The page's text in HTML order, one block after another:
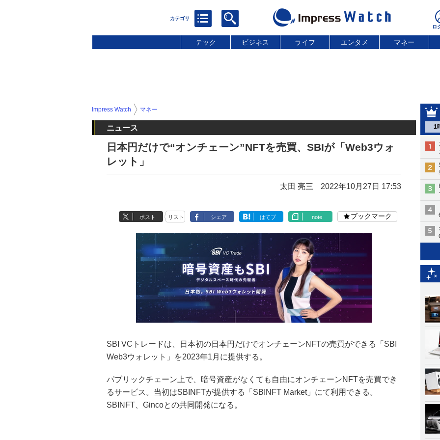
テック ビジネス ライフ エンタメ マネー
1
Impress Watch マネー
ニュース
日本円だけで“オンチェーン”NFTを売買、SBIが「Web3ウォ
レット」
太田 亮三 2022年10月27日 17:53
ポスト リスト シェア はてブ note ブックマーク
SBI VCトレードは、日本初の日本円だけでオンチェーンNFTの売買ができる「SBI
Web3ウォレット」を2023年1月に提供する。
パブリックチェーン上で、暗号資産がなくても自由にオンチェーンNFTを売買でき
るサービス。当初はSBINFTが提供する「SBINFT Market」にて利用できる。
SBINFT、Gincoとの共同開発になる。